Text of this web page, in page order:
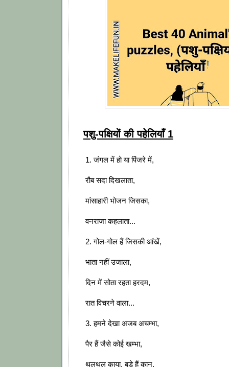
पशु-पक्षियों की पहेलियाँ 1
1. जंगल में हो या पिंजरे में,
रौब सदा दिखलाता,
मांसाहारी भोजन जिसका,
वनराजा कहलाता...
2. गोल-गोल हैं जिसकी आंखें,
भाता नहीं उजाला,
दिन में सोता रहता हरदम,
रात विचरने वाला...
3. हमने देखा अजब अचम्भा,
पैर हैं जैसे कोई खम्भा,
थुलथुल काया, बड़े हैं कान,